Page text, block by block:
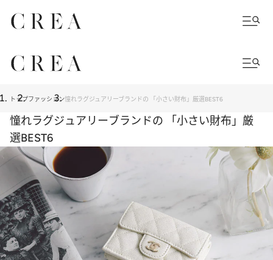
トップファッション憧れラグジュアリーブランドの 「小さい財布」厳選BEST6
憧れラグジュアリーブランドの 「小さい財布」厳
選BEST6